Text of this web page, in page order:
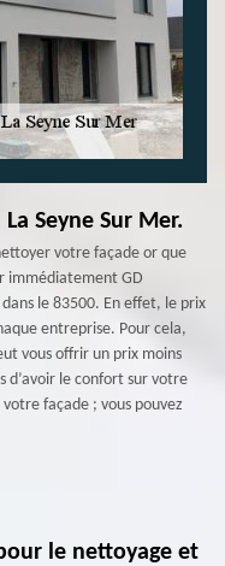
Seyne Sur Mer.
votre façade or que
immédiatement GD
le 83500. En effet, le prix
entreprise. Pour cela,
vous offrir un prix moins
d’avoir le confort sur votre
façade ; vous pouvez
le nettoyage et